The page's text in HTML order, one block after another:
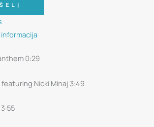
0:29
featuring Nicki Minaj 3:49